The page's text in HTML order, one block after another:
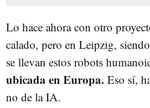
Lo hace ahora con otro
calado, pero en Leipzig,
se llevan estos robots
ubicada en Europa. Eso sí,
no de la IA.